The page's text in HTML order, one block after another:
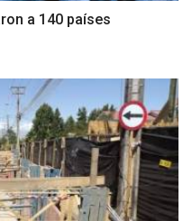
a 140 países